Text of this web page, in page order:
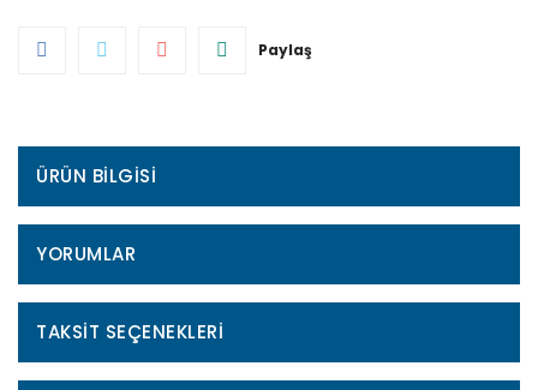
Paylaş
ÜRÜN BILGISI
YORUMLAR
TAKSIT SEÇENEKLERI